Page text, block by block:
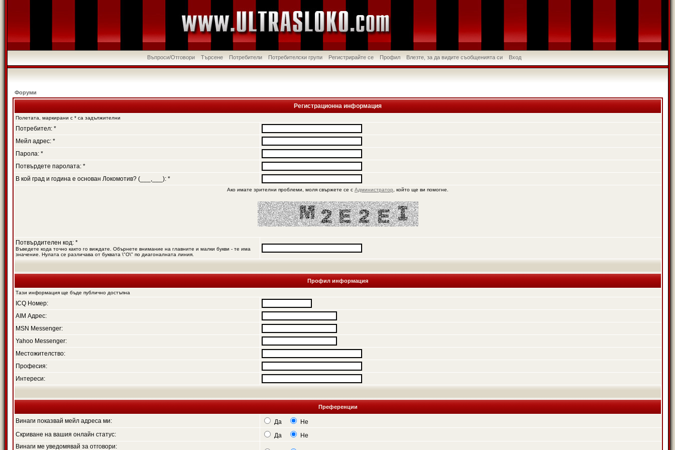
Въпроси/Отговори Търсене Потребители Потребителски групи Регистрирайте се Профил Влезте, за да видите съобщенията си Вход
Форуми
Регистрационна информация
Полетата, маркирани с * са задължителни
Потребител: *
Мейл адрес: *
Парола: *
Потвърдете паролата: *
В кой град и година е основан Локомотив? (___,___): *
Ако имате зрителни проблеми, моля свържете се с Администратор , който ще ви помогне.
Потвърдителен код: *
Въведете кода точно както го виждате. Обърнете внимание на главните и малки букви - те има
значение. Нулата се различава от буквата \"O\" по диагоналната линия.
Профил информация
Тази информация ще бъде публично достъпна
ICQ Номер:
AIM Адрес:
MSN Messenger:
Yahoo Messenger:
Местожителство:
Професия:
Интереси:
Преференции
Винаги показвай мейл адреса ми: Да
Не
Скриване на вашия онлайн статус:
Да
Не
Винаги ме уведомявай за отговори: